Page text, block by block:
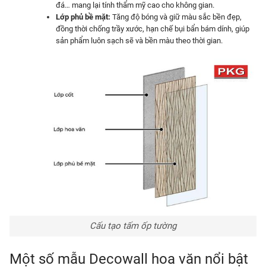
đá… mang lại tính thẩm mỹ cao cho không gian.
Lớp phủ bề mặt: Tăng độ bóng và giữ màu sắc bền đẹp,
đồng thời chống trầy xước, hạn chế bụi bẩn bám dính, giúp
sản phẩm luôn sạch sẽ và bền màu theo thời gian.
Cấu tạo tấm ốp tường
Một số mẫu Decowall hoa văn nổi bật